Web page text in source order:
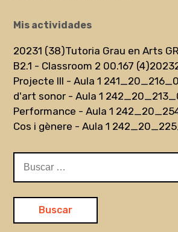
Mis actividades
20231 (38)Tutoria Grau en Arts
B2.1 - Classroom 2 00.167 (4)
Projecte III - Aula 1
d'art sonor - Aula 1
Performance - Aula 1
Cos i gènere - Aula 1